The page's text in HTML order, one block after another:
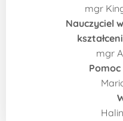
mgr
Nauczyciel
mgr